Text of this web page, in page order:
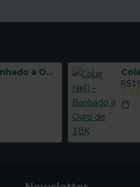
Anel Vioné – Banhado a Ouro de 18K